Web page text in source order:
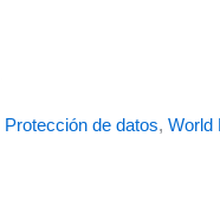
Protección de datos, World